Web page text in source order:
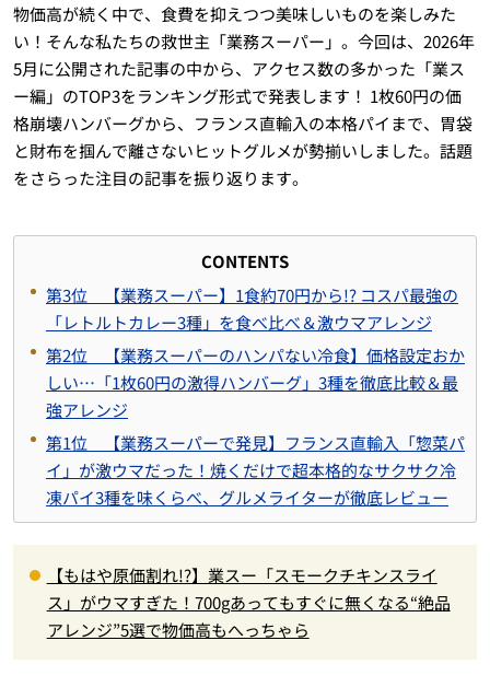
物価高が続く中で、食費を抑えつつ美味しいものを楽しみた
い！そんな私たちの救世主「業務スーパー」。今回は、2026年
5月に公開された記事の中から、アクセス数の多かった「業ス
ー編」のTOP3をランキング形式で発表します！ 1枚60円の価
格崩壊ハンバーグから、フランス直輸入の本格パイまで、胃袋
と財布を掴んで離さないヒットグルメが勢揃いしました。話題
をさらった注目の記事を振り返ります。
CONTENTS
第3位 【業務スーパー】1食約70円から!? コスパ最強の
「レトルトカレー3種」を食べ比べ＆激ウマアレンジ
第2位 【業務スーパーのハンパない冷食】価格設定おか
しい…「1枚60円の激得ハンバーグ」3種を徹底比較＆最
強アレンジ
第1位 【業務スーパーで発見】フランス直輸入「惣菜パ
イ」が激ウマだった！焼くだけで超本格的なサクサク冷
凍パイ3種を味くらべ、グルメライターが徹底レビュー
【もはや原価割れ!?】業スー「スモークチキンスライ
ス」がウマすぎた！700gあってもすぐに無くなる“絶品
アレンジ”5選で物価高もへっちゃら